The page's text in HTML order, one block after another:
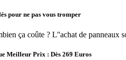
pour ne pas vous tromper
ça coûte ? L''achat de
Meilleur Prix : Dès 269 Euros